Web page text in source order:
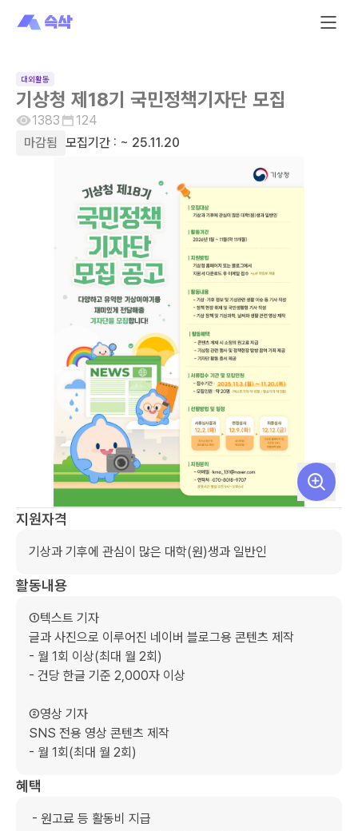
대외활동
기상청 제18기 국민정책기자단 모집
1383
124
마감됨
모집기간 : ~ 25.11.20
지원자격
기상과 기후에 관심이 많은 대학(원)생과 일반인
활동내용
①텍스트 기자
글과 사진으로 이루어진 네이버 블로그용 콘텐츠 제작
- 월 1회 이상(최대 월 2회)
- 건당 한글 기준 2,000자 이상
②영상 기자
SNS 전용 영상 콘텐츠 제작
- 월 1회(최대 월 2회)
혜택